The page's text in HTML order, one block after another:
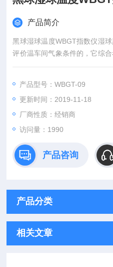
产品简介
黑球湿球温度WBGT指数仪湿
评价温车间气象条件的，它综
和辐射热四个因素。WBGT是
温度的影响。学者们经过实验
说的方式计算时，所得的结果
象条件。
产品型号：WBGT-09
更新时间：2019-11-18
厂商性质：经销商
访问量：1990
产品咨询
产品分类
相关文章